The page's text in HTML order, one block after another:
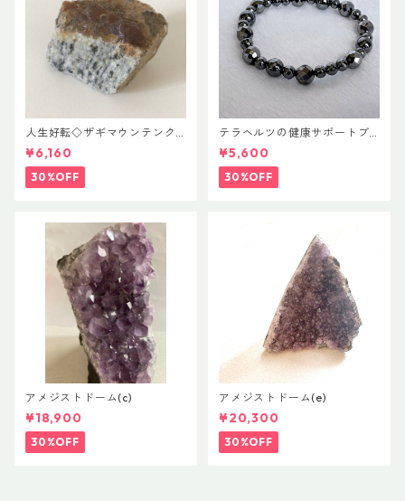
人生好転◇ザギマウンテンク
ォーツ
¥6,160
30%OFF
テラヘルツの健康サポートブ
レス
¥5,600
30%OFF
アメジストドーム(c)
¥18,900
30%OFF
アメジストドーム(e)
¥20,300
30%OFF